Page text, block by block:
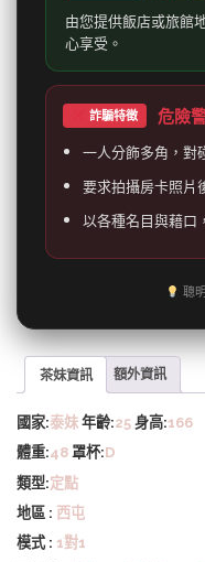
由您提供飯店或旅館
心享受。
詐騙特徵 危險
一人分飾多角，對
要求拍攝房卡照片
以各種名目與藉口
聰
茶妹資訊 額外資訊
國家:泰妹 年齡:25 身高:166
體重:48 罩杯:D
類型:定點
地區 : 西屯
模式 : 1對1